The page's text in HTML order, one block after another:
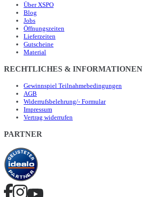
Über XSPO
Blog
Jobs
Öffnungszeiten
Lieferzeiten
Gutscheine
Material
RECHTLICHES & INFORMATIONEN
Gewinnspiel Teilnahmebedingungen
AGB
Widerrufsbelehrung/- Formular
Impressum
Vertrag widerrufen
PARTNER